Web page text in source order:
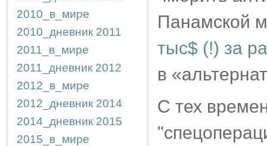
2010_в_мире
2010_дневник 2011
2011_в_мире
2011_дневник 2012
2012_в_мире
2012_дневник 2014
2014_дневник 2015
2015_в_мире
Панамской
тыс$ (!) за
в
С тех